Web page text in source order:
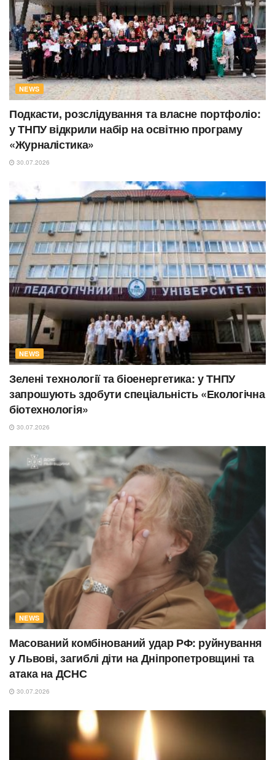
NEWS
Подкасти, розслідування та власне портфоліо:
у ТНПУ відкрили набір на освітню програму
«Журналістика»
30.07.2026
NEWS
Зелені технології та біоенергетика: у ТНПУ
запрошують здобути спеціальність «Екологічна
біотехнологія»
30.07.2026
NEWS
Масований комбінований удар РФ: руйнування
у Львові, загиблі діти на Дніпропетровщині та
атака на ДСНС
30.07.2026